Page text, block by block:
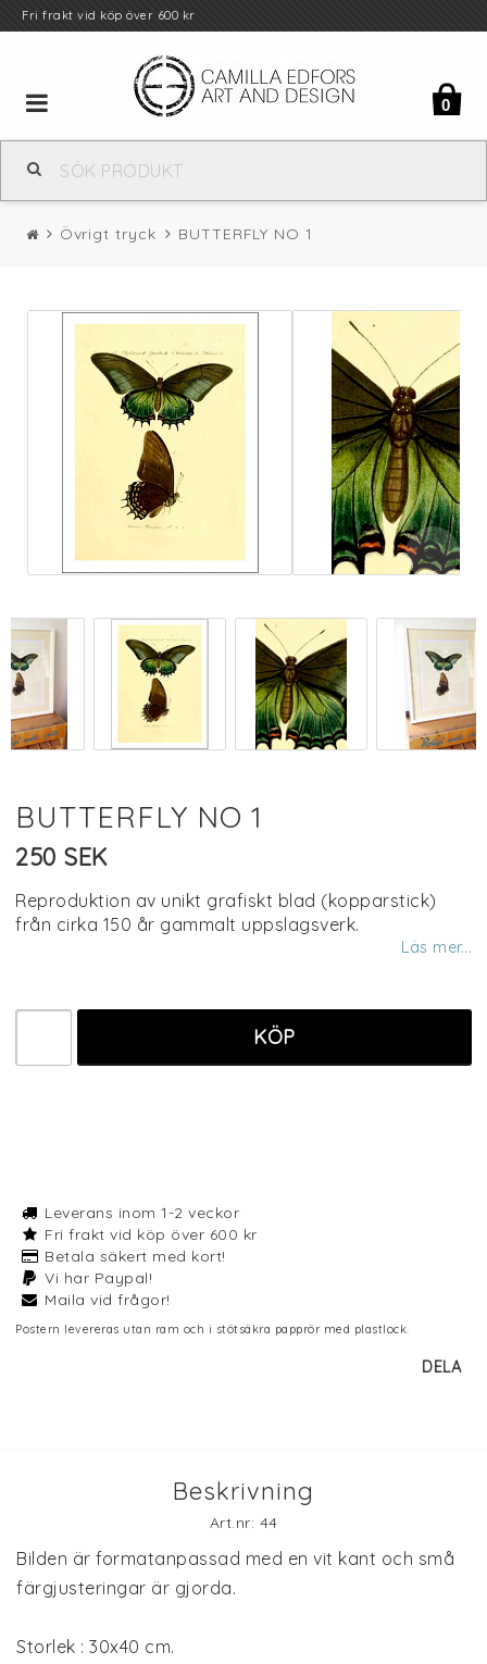
Fri frakt vid köp över 600 kr
0
Toggle
navigation
Övrigt tryck BUTTERFLY NO 1
BUTTERFLY NO 1
250 SEK
Reproduktion av unikt grafiskt blad (kopparstick)
från cirka 150 år gammalt uppslagsverk.
Läs mer...
KÖP
Leverans inom 1-2 veckor
Fri frakt vid köp över 600 kr
Betala säkert med kort!
Vi har Paypal!
Maila vid frågor!
Postern levereras utan ram och i stötsäkra papprör med plastlock.
DELA
Beskrivning
Art.nr: 44
Bilden är formatanpassad med en vit kant och små
färgjusteringar är gjorda.
Storlek : 30x40 cm.